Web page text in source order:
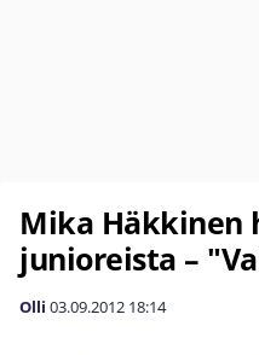
Mika Häkkinen
junioreista –
Olli 03.09.2012 18:14